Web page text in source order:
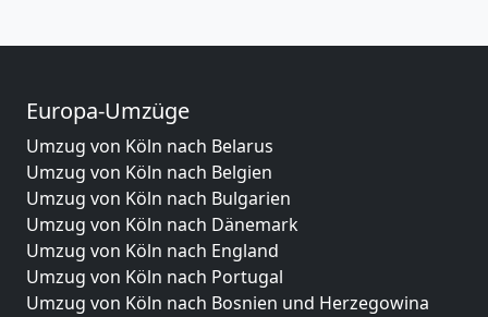
Europa-Umzüge
Umzug von Köln nach Belarus
Umzug von Köln nach Belgien
Umzug von Köln nach Bulgarien
Umzug von Köln nach Dänemark
Umzug von Köln nach England
Umzug von Köln nach Portugal
Umzug von Köln nach Bosnien und Herzegowina